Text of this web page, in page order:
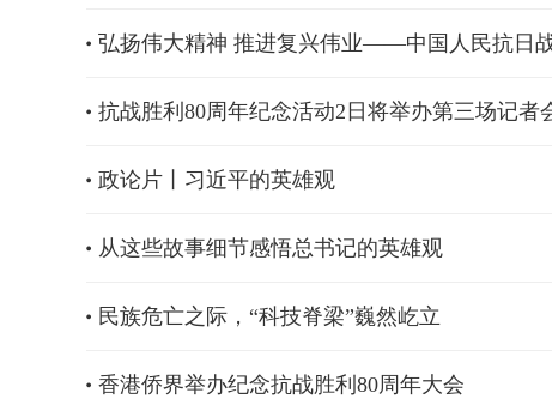
弘扬伟大精神 推进复兴伟业——中国人民抗日
抗战胜利80周年纪念活动2日将举办第三场记者
政论片丨习近平的英雄观
从这些故事细节感悟总书记的英雄观
民族危亡之际，“科技脊梁”巍然屹立
香港侨界举办纪念抗战胜利80周年大会